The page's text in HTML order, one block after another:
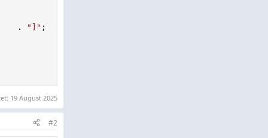
. "]" ;
19 August 2025
#2